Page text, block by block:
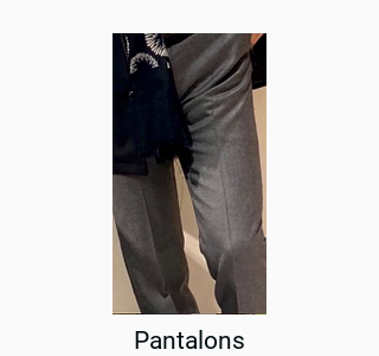
Pantalons